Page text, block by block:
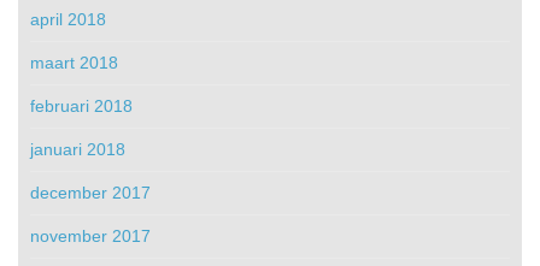
april 2018
maart 2018
februari 2018
januari 2018
december 2017
november 2017